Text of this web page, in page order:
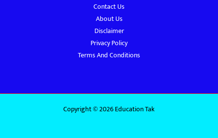
Contact Us
About Us
Disclaimer
Privacy Policy
Terms And Conditions
Copyright © 2026 Education Tak